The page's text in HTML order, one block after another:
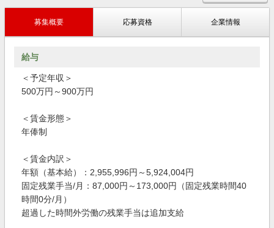
募集概要 応募資格 企業情報
給与
＜予定年収＞
500万円～900万円
＜賃金形態＞
年俸制
＜賃金内訳＞
年額（基本給）：2,955,996円～5,924,004円
固定残業手当/月：87,000円～173,000円（固定残業時間40
時間0分/月）
超過した時間外労働の残業手当は追加支給